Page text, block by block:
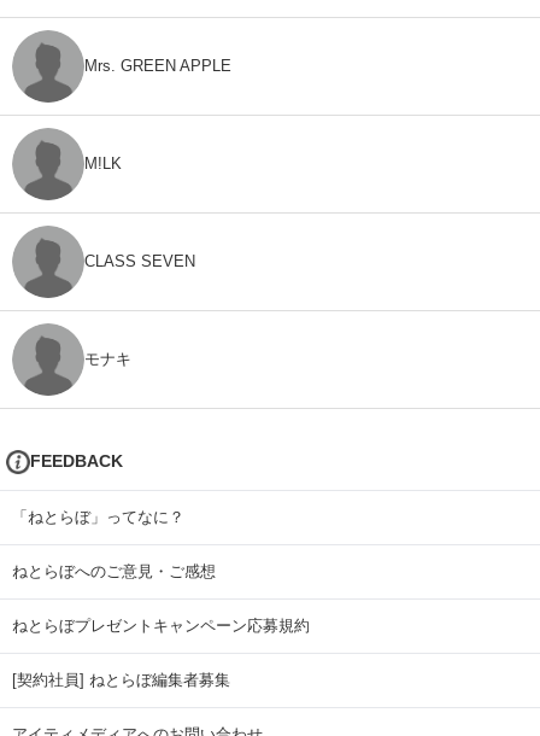
Mrs. GREEN APPLE
M!LK
CLASS SEVEN
モナキ
FEEDBACK
「ねとらぼ」ってなに？
ねとらぼへのご意見・ご感想
ねとらぼプレゼントキャンペーン応募規約
[契約社員] ねとらぼ編集者募集